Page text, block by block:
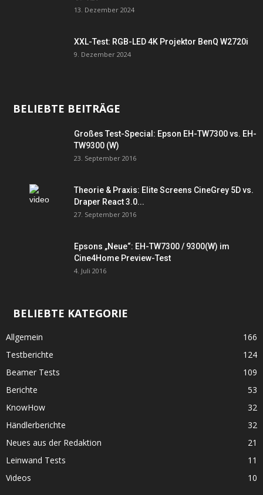
13. Dezember 2024
XXL-Test: RGB-LED 4K Projektor BenQ W2720i
9. Dezember 2024
BELIEBTE BEITRÄGE
Großes Test-Special: Epson EH-TW7300 vs. EH-
TW9300 (W)
23. September 2016
Theorie & Praxis: Elite Screens CineGrey 5D vs.
Draper React 3.0...
27. September 2016
Epsons „Neue“: EH-TW7300 / 9300(W) im
Cine4Home Preview-Test
4. Juli 2016
BELIEBTE KATEGORIE
Allgemein
166
Testberichte
124
Beamer Tests
109
Berichte
53
KnowHow
32
Händlerberichte
32
Neues aus der Redaktion
21
Leinwand Tests
11
Videos
10